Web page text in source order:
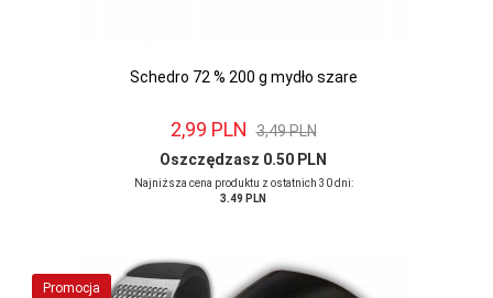
Schedro 72 % 200 g mydło szare
2,99 PLN 3,49 PLN
Oszczędzasz 0.50 PLN
Najniższa cena produktu z ostatnich 30 dni:
3.49 PLN
Promocja